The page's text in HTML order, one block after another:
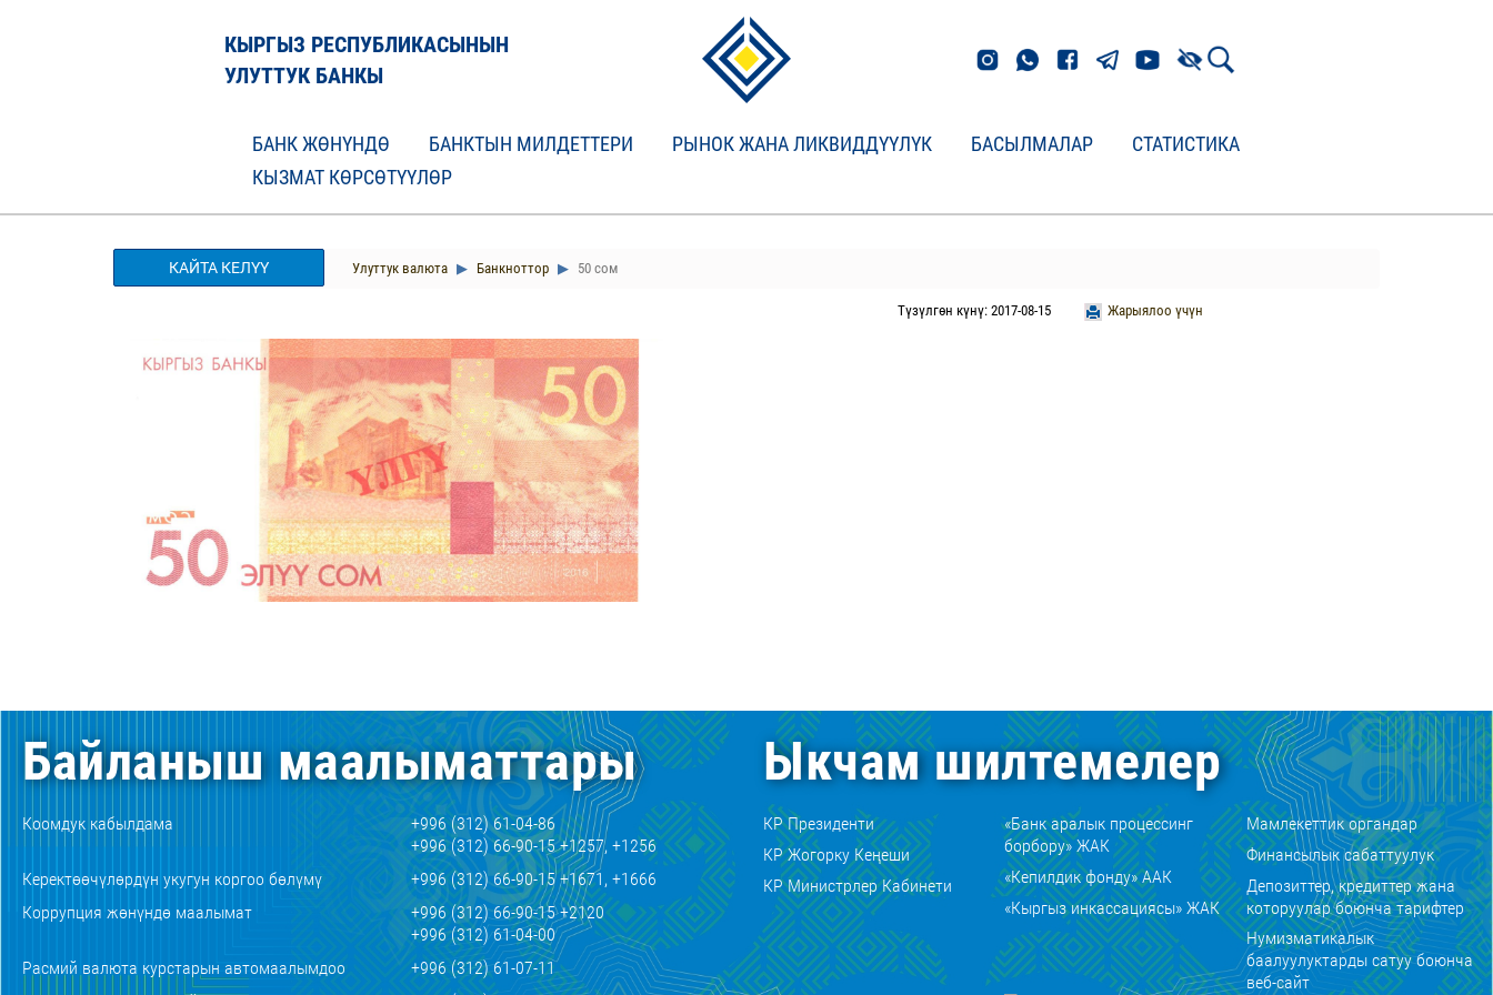
КЫРГЫЗ РЕСПУБЛИКАСЫНЫН
УЛУТТУК БАНКЫ
БАНК ЖӨНҮНДӨ БАНКТЫН МИЛДЕТТЕРИ РЫНОК ЖАНА ЛИКВИДДҮҮЛҮК БАСЫЛМАЛАР
СТАТИСТИКА
КЫЗМАТ КӨРСӨТҮҮЛӨР
КАЙТА КЕЛҮҮ Улуттук валюта Банкноттор 50 сом
Жарыялоо үчүн
Түзүлгөн күнү: 2017-08-15
Байланыш маалыматтары
Коомдук кабылдама
+996 (312) 61-04-86
+996 (312) 66-90-15 +1257, +1256
Керектөөчүлөрдүн укугун коргоо бөлүмү
+996 (312) 66-90-15 +1671, +1666
Коррупция жөнүндө маалымат
+996 (312) 66-90-15 +2120
+996 (312) 61-04-00
Расмий валюта курстарын автомаалымдоо
+996 (312) 61-07-11
Ыкчам шилтемелер
КР Президенти
КР Жогорку Кеңеши
КР Министрлер Кабинети
«Банк аралык процессинг
борбору» ЖАК
«Кепилдик фонду» ААК
«Кыргыз инкассациясы» ЖАК
Мамлекеттик органдар
Финансылык сабаттуулук
Депозиттер, кредиттер жана
которуулар боюнча тарифтер
Нумизматикалык
баалуулуктарды сатуу боюнча
веб-сайт